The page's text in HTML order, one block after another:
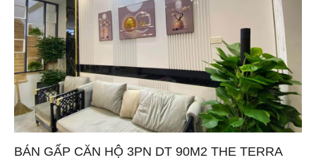
BÁN GẤP CĂN HỘ 3PN DT 90M2 THE TERRA